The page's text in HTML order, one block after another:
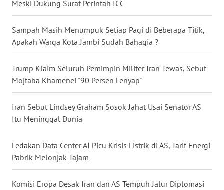
Meski Dukung Surat Perintah ICC
Sampah Masih Menumpuk Setiap Pagi di Beberapa Titik,
Apakah Warga Kota Jambi Sudah Bahagia ?
Trump Klaim Seluruh Pemimpin Militer Iran Tewas, Sebut
Mojtaba Khamenei "90 Persen Lenyap"
Iran Sebut Lindsey Graham Sosok Jahat Usai Senator AS
Itu Meninggal Dunia
Ledakan Data Center AI Picu Krisis Listrik di AS, Tarif Energi
Pabrik Melonjak Tajam
Komisi Eropa Desak Iran dan AS Tempuh Jalur Diplomasi
WN
WN
BALI
WN
KALBAR